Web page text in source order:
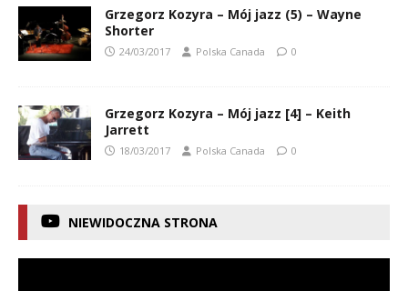
Grzegorz Kozyra – Mój jazz (5) – Wayne
Shorter
24/03/2017 Polska Canada 0
Grzegorz Kozyra – Mój jazz [4] – Keith
Jarrett
18/03/2017 Polska Canada 0
NIEWIDOCZNA STRONA